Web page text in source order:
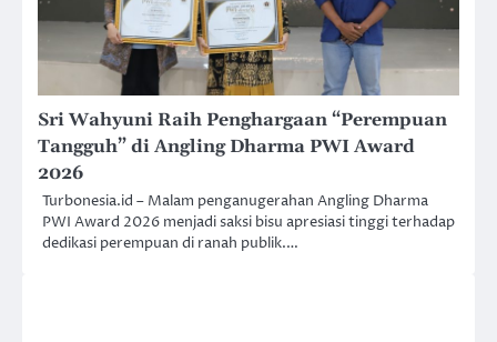
Sri Wahyuni Raih Penghargaan “Perempuan
Tangguh” di Angling Dharma PWI Award
2026
Turbonesia.id – Malam penganugerahan Angling Dharma
PWI Award 2026 menjadi saksi bisu apresiasi tinggi terhadap
dedikasi perempuan di ranah publik.…